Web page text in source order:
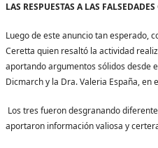
LAS RESPUESTAS A LAS
Luego de este anuncio tan esperado,
Ceretta quien resaltó la actividad
aportando argumentos sólidos desde
Dicmarch y la Dra. Valeria España, en
Los tres fueron desgranando
aportaron información valiosa y